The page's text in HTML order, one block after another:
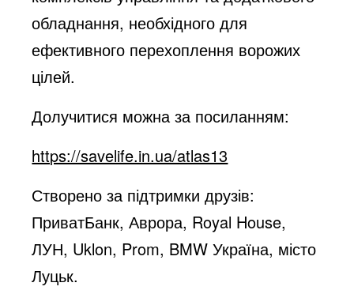
обладнання, необхідного для
ефективного перехоплення ворожих
цілей.
Долучитися можна за посиланням:
https://savelife.in.ua/atlas13
Створено за підтримки друзів:
ПриватБанк, Аврора, Royal House,
ЛУН, Uklon, Prom, BMW Україна, місто
Луцьк.